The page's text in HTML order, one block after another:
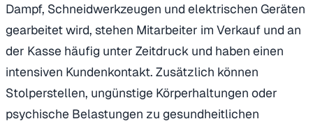
Dampf, Schneidwerkzeugen und elektrischen Geräten
gearbeitet wird, stehen Mitarbeiter im Verkauf und an
der Kasse häufig unter Zeitdruck und haben einen
intensiven Kundenkontakt. Zusätzlich können
Stolperstellen, ungünstige Körperhaltungen oder
psychische Belastungen zu gesundheitlichen